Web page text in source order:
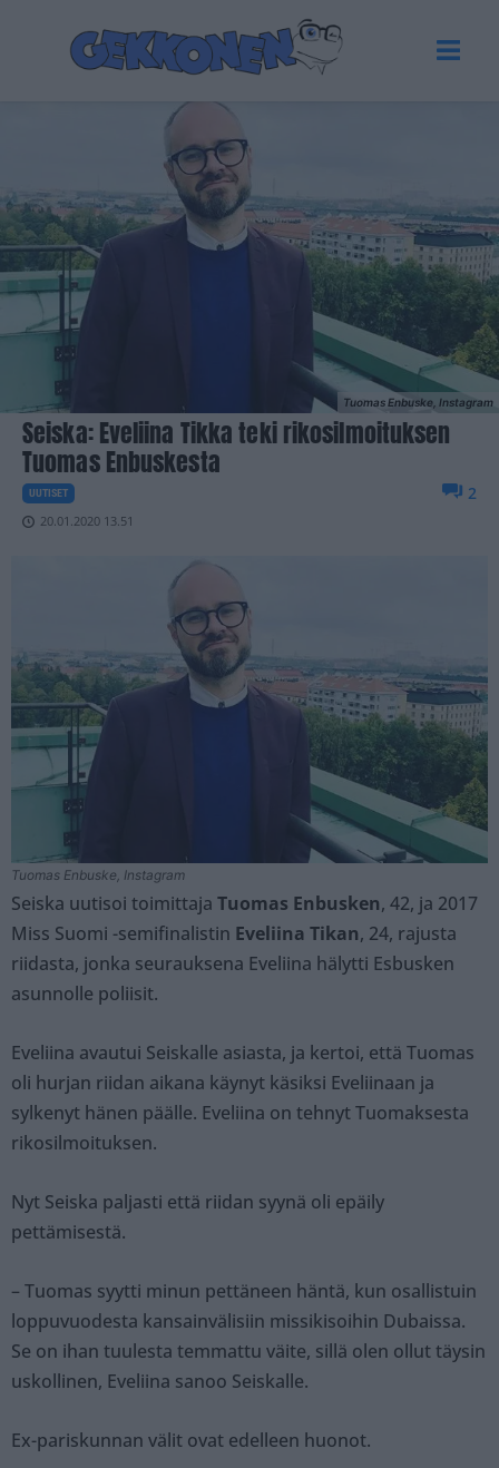
Tuomas Enbuske, Instagram
Seiska: Eveliina Tikka teki rikosilmoituksen
Tuomas Enbuskesta
UUTISET
20.01.2020 13.51
2
Tuomas Enbuske, Instagram
Seiska uutisoi toimittaja Tuomas Enbusken, 42, ja 2017
Miss Suomi -semifinalistin Eveliina Tikan, 24, rajusta
riidasta, jonka seurauksena Eveliina hälytti Esbusken
asunnolle poliisit.
Eveliina avautui Seiskalle asiasta, ja kertoi, että Tuomas
oli hurjan riidan aikana käynyt käsiksi Eveliinaan ja
sylkenyt hänen päälle. Eveliina on tehnyt Tuomaksesta
rikosilmoituksen.
Nyt Seiska paljasti että riidan syynä oli epäily
pettämisestä.
– Tuomas syytti minun pettäneen häntä, kun osallistuin
loppuvuodesta kansainvälisiin missikisoihin Dubaissa.
Se on ihan tuulesta temmattu väite, sillä olen ollut täysin
uskollinen, Eveliina sanoo Seiskalle.
Ex-pariskunnan välit ovat edelleen huonot.